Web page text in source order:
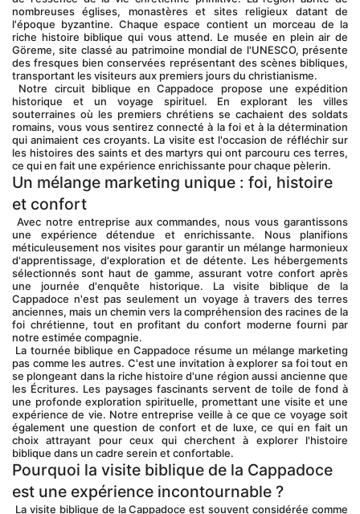
nombreuses églises, monastères et sites religieux datant de
l'époque byzantine. Chaque espace contient un morceau de la
riche histoire biblique qui vous attend. Le musée en plein air de
Göreme, site classé au patrimoine mondial de l'UNESCO, présente
des fresques bien conservées représentant des scènes bibliques,
transportant les visiteurs aux premiers jours du christianisme.
historique et un voyage spirituel. En explorant les villes
souterraines où les premiers chrétiens se cachaient des soldats
romains, vous vous sentirez connecté à la foi et à la détermination
qui animaient ces croyants. La visite est l'occasion de réfléchir sur
les histoires des saints et des martyrs qui ont parcouru ces terres,
ce qui en fait une expérience enrichissante pour chaque pèlerin.
Un mélange marketing unique : foi, histoire
et confort
une expérience détendue et enrichissante. Nous planifions
méticuleusement nos visites pour garantir un mélange harmonieux
d'apprentissage, d'exploration et de détente. Les hébergements
sélectionnés sont haut de gamme, assurant votre confort après
une journée d'enquête historique. La visite biblique de la
Cappadoce n'est pas seulement un voyage à travers des terres
anciennes, mais un chemin vers la compréhension des racines de la
foi chrétienne, tout en profitant du confort moderne fourni par
notre estimée compagnie.
pas comme les autres. C'est une invitation à explorer sa foi tout en
se plongeant dans la riche histoire d'une région aussi ancienne que
les Écritures. Les paysages fascinants servent de toile de fond à
une profonde exploration spirituelle, promettant une visite et une
expérience de vie. Notre entreprise veille à ce que ce voyage soit
également une question de confort et de luxe, ce qui en fait un
choix attrayant pour ceux qui cherchent à explorer l'histoire
biblique dans un cadre serein et confortable.
Pourquoi la visite biblique de la Cappadoce
est une expérience incontournable ?